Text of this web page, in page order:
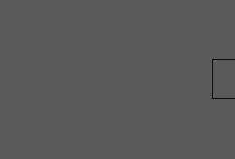
hämtar inspiration från det moderna,
både stressreducerande och en källa